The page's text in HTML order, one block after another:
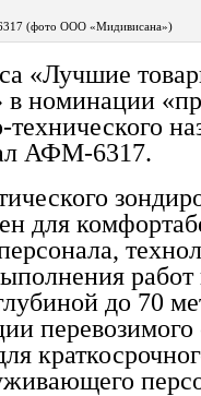
(фото ООО «Мидивисана»)
«Лучшие
в номинации
технического
АФМ-6317.
для
работ
до 70